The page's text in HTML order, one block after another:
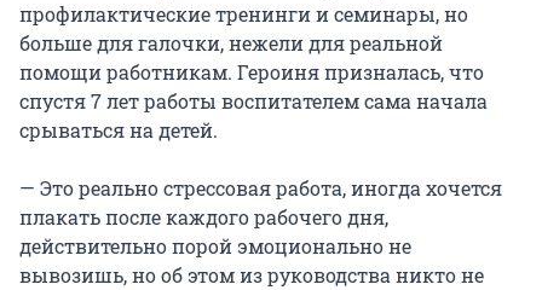
профилактические тренинги и семинары, но
больше для галочки, нежели для реальной
помощи работникам. Героиня призналась, что
спустя 7 лет работы воспитателем сама начала
срываться на детей.
— Это реально стрессовая работа, иногда хочется
плакать после каждого рабочего дня,
действительно порой эмоционально не
вывозишь, но об этом из руководства никто не